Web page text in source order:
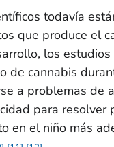
todavía
que produce el
los
de cannabis
a problemas de
para resolver
en el niño más